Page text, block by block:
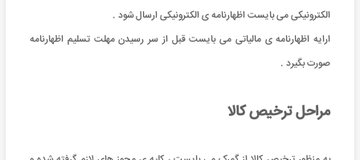
الکترونیکی می بایست اظهارنامه ی الکترونیکی ارسال شود .
ارایه اظهارنامه ی مالیاتی می بایست قبل از سر رسیدن مهلت تسلیم اظهارنامه
صورت بگیرد .
مراحل ترخیص کالا